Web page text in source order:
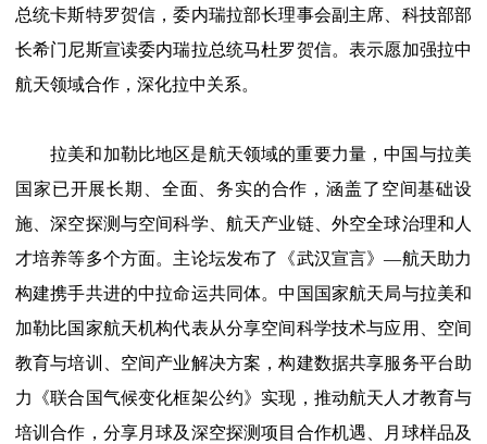
总统卡斯特罗贺信，委内瑞拉部长理事会副主席、科技部部
长希门尼斯宣读委内瑞拉总统马杜罗贺信。表示愿加强拉中
航天领域合作，深化拉中关系。
拉美和加勒比地区是航天领域的重要力量，中国与拉美
国家已开展长期、全面、务实的合作，涵盖了空间基础设
施、深空探测与空间科学、航天产业链、外空全球治理和人
才培养等多个方面。主论坛发布了《武汉宣言》—航天助力
构建携手共进的中拉命运共同体。中国国家航天局与拉美和
加勒比国家航天机构代表从分享空间科学技术与应用、空间
教育与培训、空间产业解决方案，构建数据共享服务平台助
力《联合国气候变化框架公约》实现，推动航天人才教育与
培训合作，分享月球及深空探测项目合作机遇、月球样品及